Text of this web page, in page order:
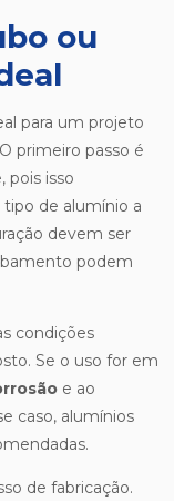
ou
para um projeto
primeiro passo é
pois isso
tipo de alumínio a
devem ser
podem
condições
Se o uso for em
e ao
caso, alumínios
de fabricação.